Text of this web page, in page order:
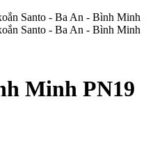
Santo - Ba An - Bình Minh
Santo - Ba An - Bình Minh
Minh PN19